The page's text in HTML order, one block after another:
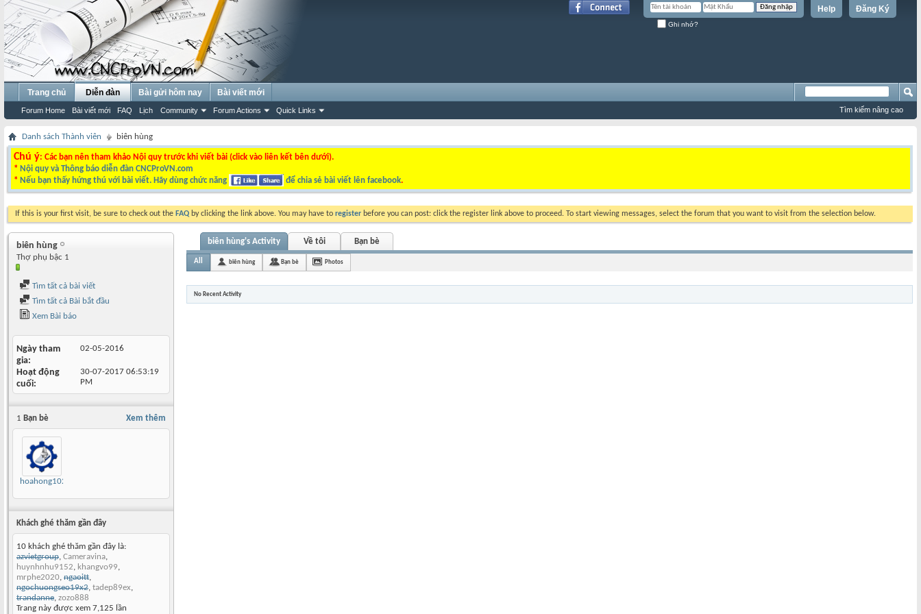
Đăng Ký
Help
Ghi nhớ?
Trang chủ Diễn đàn
Forum Home Bài viết mới FAQ Lịch Community Forum Actions Quick Links
Bài gửi hôm nay Bài viết mới
Tìm kiếm nâng cao
Danh sách Thành viên biên hùng
Chú ý: Các bạn nên tham khảo Nội quy trước khi viết bài (click vào liên kết bên dưới).
* Nội quy và Thông báo diễn đàn CNCProVN.com
* Nếu bạn thấy hứng thú với bài viết. Hãy dùng chức năng để chia sẻ bài viết lên facebook.
If this is your first visit, be sure to check out the FAQ by clicking the link above. You may have to register before you can post: click the register link above to proceed. To start viewing messages, select the forum that you want to visit from the selection below.
biên hùng
Thợ phụ bậc 1
Tìm tất cả bài viết
Tìm tất cả Bài bắt đầu
Xem Bài báo
Ngày tham
gia
02-05-2016
Hoạt động
cuối
30-07-2017 06:53:19
PM
Xem thêm
1 Bạn bè
hoahong102
Khách ghé thăm gần đây
10 khách ghé thăm gần đây là:
azvietgroup, Cameravina,
huynhnhu9152, khangvo99,
mrphe2020, ngaoitt,
ngochuongseo19x2, tadep89ex,
trandanne, zozo888
Trang này được xem 7,125 lần
biên hùng's Activity Về tôi Bạn bè
All biên hùng Bạn bè Photos
No Recent Activity